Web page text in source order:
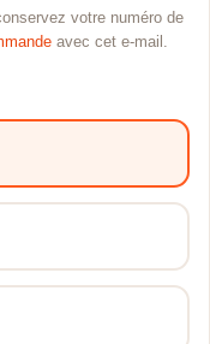
votre numéro de
avec cet e-mail.